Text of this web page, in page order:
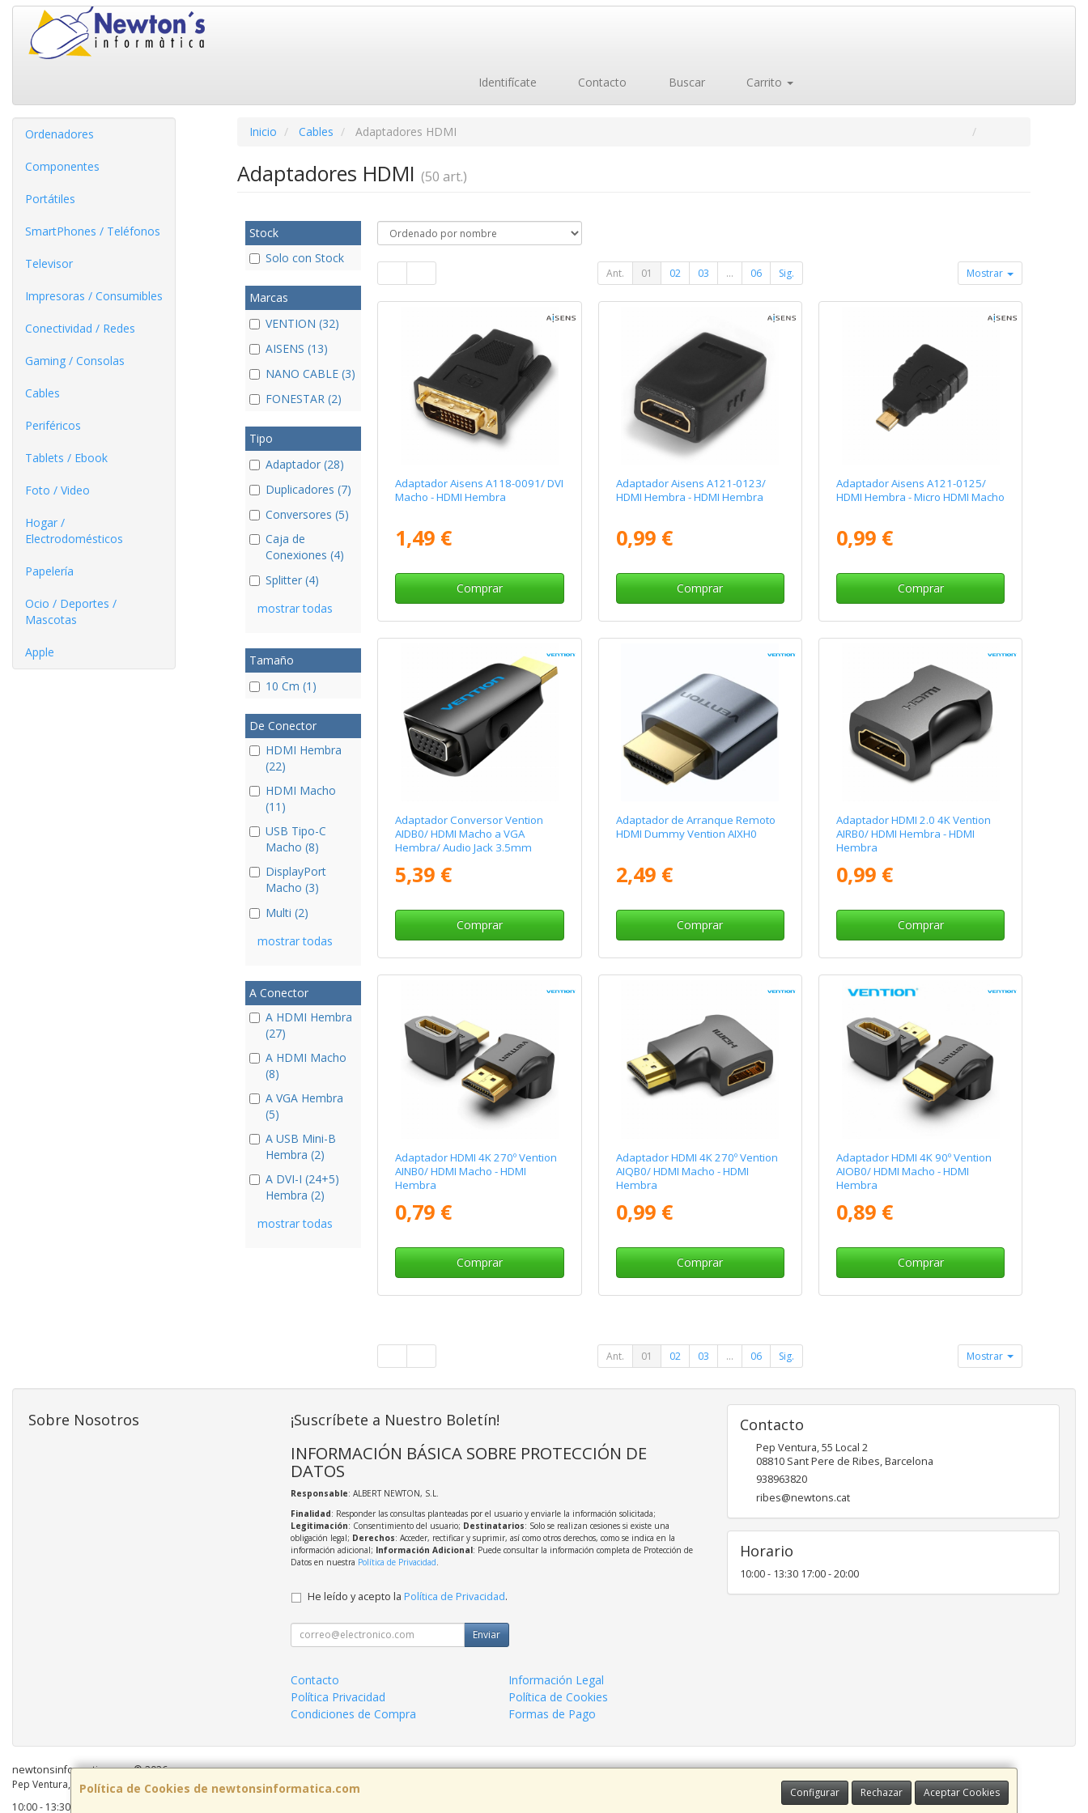
Identifícate Contacto Buscar Carrito
Ordenadores
Componentes
Portátiles
SmartPhones / Teléfonos
Televisor
Impresoras / Consumibles
Conectividad / Redes
Gaming / Consolas
Cables
Periféricos
Tablets / Ebook
Foto / Video
Hogar /
Electrodomésticos
Papelería
Ocio / Deportes /
Mascotas
Apple
Inicio Cables Adaptadores HDMI
Adaptadores HDMI (50 art.)
Stock
Solo con Stock
Marcas
VENTION (32)
AISENS (13)
NANO CABLE (3)
FONESTAR (2)
Tipo
Adaptador (28)
Duplicadores (7)
Conversores (5)
Caja de
Conexiones (4)
Splitter (4)
mostrar todas
Tamaño
10 Cm (1)
De Conector
HDMI Hembra
(22)
HDMI Macho
(11)
USB Tipo-C
Macho (8)
DisplayPort
Macho (3)
Multi (2)
mostrar todas
A Conector
A HDMI Hembra
(27)
A HDMI Macho
(8)
A VGA Hembra
(5)
A USB Mini-B
Hembra (2)
A DVI-I (24+5)
Hembra (2)
mostrar todas
Ant. 01 02 03 ... 06 Sig. Mostrar
Adaptador Aisens A118-0091/ DVI
Macho - HDMI Hembra
1,49 €
Comprar
Adaptador Aisens A121-0123/
HDMI Hembra - HDMI Hembra
0,99 €
Comprar
Adaptador Aisens A121-0125/
HDMI Hembra - Micro HDMI Macho
0,99 €
Comprar
Adaptador Conversor Vention
AIDB0/ HDMI Macho a VGA
Hembra/ Audio Jack 3.5mm
5,39 €
Comprar
Adaptador de Arranque Remoto
HDMI Dummy Vention AIXH0
2,49 €
Comprar
Adaptador HDMI 2.0 4K Vention
AIRB0/ HDMI Hembra - HDMI
Hembra
0,99 €
Comprar
Adaptador HDMI 4K 270º Vention
AINB0/ HDMI Macho - HDMI
Hembra
0,79 €
Comprar
Adaptador HDMI 4K 270º Vention
AIQB0/ HDMI Macho - HDMI
Hembra
0,99 €
Comprar
Adaptador HDMI 4K 90º Vention
AIOB0/ HDMI Macho - HDMI
Hembra
0,89 €
Comprar
Ant. 01 02 03 ... 06 Sig. Mostrar
Política de Cookies de newtonsinformatica.com Configurar Rechazar Aceptar Cookies
Sobre Nosotros ¡Suscríbete a Nuestro Boletín!
INFORMACIÓN BÁSICA SOBRE PROTECCIÓN DE
DATOS
Responsable: ALBERT NEWTON, S.L.
Finalidad: Responder las consultas planteadas por el usuario y enviarle la información solicitada;
Legitimación: Consentimiento del usuario; Destinatarios: Solo se realizan cesiones si existe una
obligación legal; Derechos: Acceder, rectificar y suprimir, así como otros derechos, como se indica en la
información adicional; Información Adicional: Puede consultar la información completa de Protección de
Datos en nuestra Política de Privacidad
He leído y acepto la Política de Privacidad.
Enviar
Contacto
Información Legal
Política Privacidad
Política de Cookies
Condiciones de Compra
Formas de Pago
Contacto
Pep Ventura, 55 Local 2
08810 Sant Pere de Ribes,Barcelona
938963820
ribes@newtons.cat
Horario
10:00 - 13:30 17:00 - 20:00
newtonsinformatica.com © 2026
Pep Ventura, 55 Local 2, 08810, Barcelona, España. - C.I.F.: B59883041 - Tel: 938963820
10:00 - 13:30